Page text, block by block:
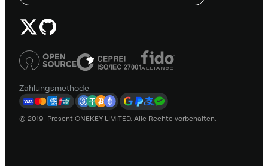
Zahlungsmethode
© 2019–Present ONEKEY LIMITED. Alle Rechte vorbehalten.